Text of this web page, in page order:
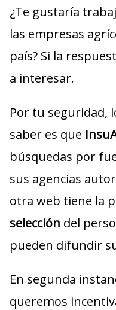
¿Te gustaría
las empresas
país? Si la
a interesar.
Por tu seguridad,
saber es que
búsquedas por
sus agencias
otra web tiene la
selección del
pueden difundir
En segunda
queremos